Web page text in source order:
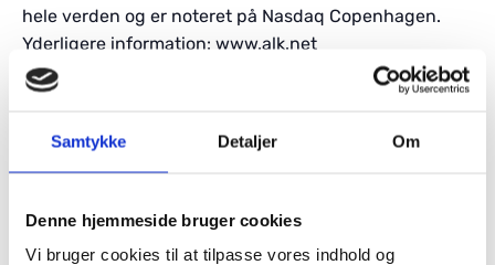
Samtykke Detaljer Om
Denne hjemmeside bruger cookies
Vi bruger cookies til at tilpasse vores indhold og
hele verden og er noteret på Nasdaq Copenhagen.
Yderligere information: www.alk.net
Download slides fra præsentationen her